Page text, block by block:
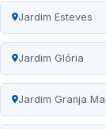
Jardim Esteves
Jardim Glória
Jardim Granja